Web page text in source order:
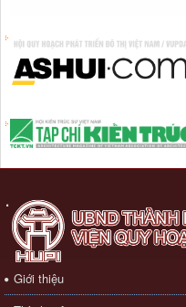
Giới thiệu